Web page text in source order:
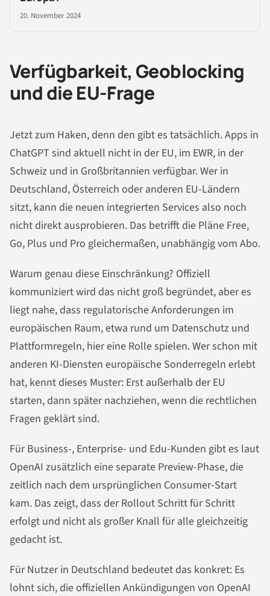
20. November 2024
Verfügbarkeit, Geoblocking
und die EU-Frage
Jetzt zum Haken, denn den gibt es tatsächlich. Apps in
ChatGPT sind aktuell nicht in der EU, im EWR, in der
Schweiz und in Großbritannien verfügbar. Wer in
Deutschland, Österreich oder anderen EU-Ländern
sitzt, kann die neuen integrierten Services also noch
nicht direkt ausprobieren. Das betrifft die Pläne Free,
Go, Plus und Pro gleichermaßen, unabhängig vom Abo.
Warum genau diese Einschränkung? Offiziell
kommuniziert wird das nicht groß begründet, aber es
liegt nahe, dass regulatorische Anforderungen im
europäischen Raum, etwa rund um Datenschutz und
Plattformregeln, hier eine Rolle spielen. Wer schon mit
anderen KI-Diensten europäische Sonderregeln erlebt
hat, kennt dieses Muster: Erst außerhalb der EU
starten, dann später nachziehen, wenn die rechtlichen
Fragen geklärt sind.
Für Business-, Enterprise- und Edu-Kunden gibt es laut
OpenAI zusätzlich eine separate Preview-Phase, die
zeitlich nach dem ursprünglichen Consumer-Start
kam. Das zeigt, dass der Rollout Schritt für Schritt
erfolgt und nicht als großer Knall für alle gleichzeitig
gedacht ist.
Für Nutzer in Deutschland bedeutet das konkret: Es
lohnt sich, die offiziellen Ankündigungen von OpenAI